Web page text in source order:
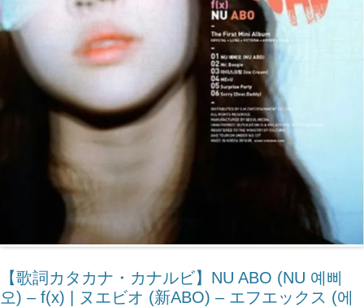
【歌詞カタカナ・カナルビ】NU ABO (NU 예삐
오) – ​f(x) | ヌエビオ (新ABO) – エフエックス (에